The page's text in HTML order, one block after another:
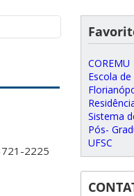
2225
COREMU
Escola
Sistema
Pós-
UFSC